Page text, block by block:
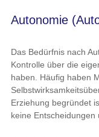
Autonomie
Das Bedürfnis nach
Kontrolle über die
haben. Häufig haben
Erziehung begründet
keine Entscheidungen